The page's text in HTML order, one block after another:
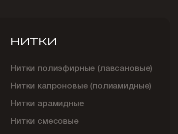
НИТКИ
Нитки полиэфирные (лавсановые)
Нитки капроновые (полиамидные)
Нитки арамидные
Нитки смесовые